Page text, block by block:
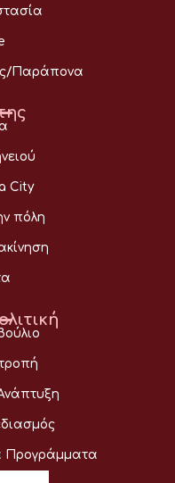
Παράπονα
City
πόλη
Προγράμματα